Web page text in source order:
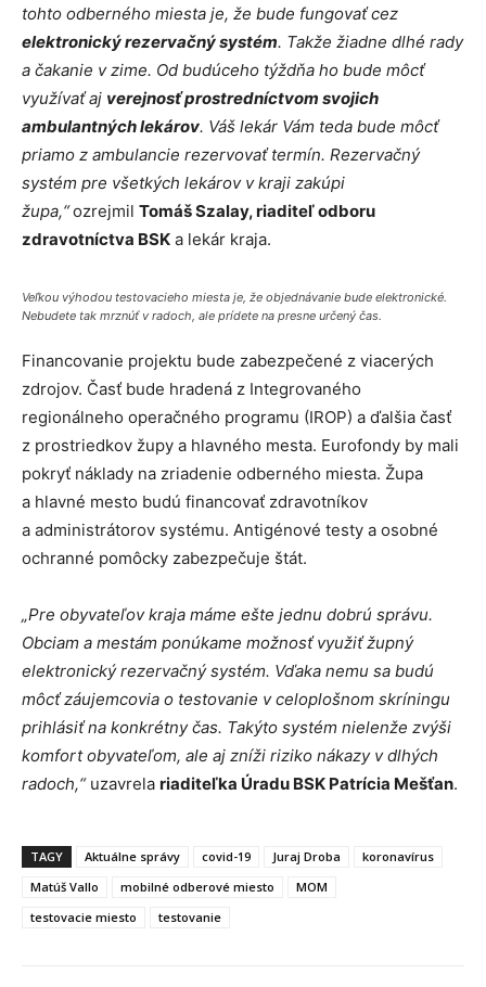
tohto odberného miesta je, že bude fungovať cez
elektronický rezervačný systém. Takže žiadne dlhé rady
a čakanie v zime. Od budúceho týždňa ho bude môcť
využívať aj verejnosť prostredníctvom svojich
ambulantných lekárov. Váš lekár Vám teda bude môcť
priamo z ambulancie rezervovať termín. Rezervačný
systém pre všetkých lekárov v kraji zakúpi
župa,“ozrejmil Tomáš Szalay, riaditeľ odboru
zdravotníctva BSK a lekár kraja.
Veľkou výhodou testovacieho miesta je, že objednávanie bude elektronické.
Nebudete tak mrznúť v radoch, ale prídete na presne určený čas.
Financovanie projektu bude zabezpečené z viacerých
zdrojov. Časť bude hradená z Integrovaného
regionálneho operačného programu (IROP) a ďalšia časť
z prostriedkov župy a hlavného mesta. Eurofondy by mali
pokryť náklady na zriadenie odberného miesta. Župa
a hlavné mesto budú financovať zdravotníkov
a administrátorov systému. Antigénové testy a osobné
ochranné pomôcky zabezpečuje štát.
„Pre obyvateľov kraja máme ešte jednu dobrú správu.
Obciam a mestám ponúkame možnosť využiť župný
elektronický rezervačný systém. Vďaka nemu sa budú
môcť záujemcovia o testovanie v celoplošnom skríningu
prihlásiť na konkrétny čas. Takýto systém nielenže zvýši
komfort obyvateľom, ale aj zníži riziko nákazy v dlhých
radoch,“uzavrela riaditeľka Úradu BSK Patrícia Mešťan.
TAGY Aktuálne správy covid-19 Juraj Droba
koronavírus
Matúš Vallo
mobilné odberové miesto
MOM
testovacie miesto
testovanie